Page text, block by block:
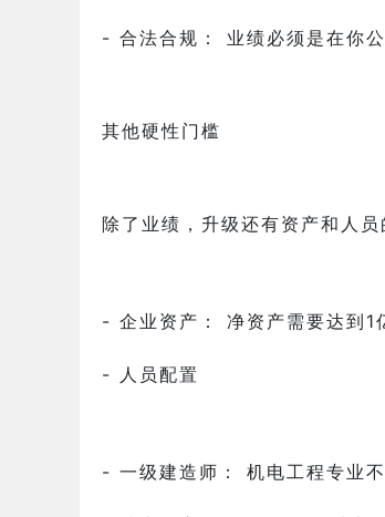
- 合法合规： 业绩必须是在你
其他硬性门槛
除了业绩，升级还有资产和人
- 企业资产： 净资产需要达到1
- 人员配置
- 一级建造师： 机电工程专业不